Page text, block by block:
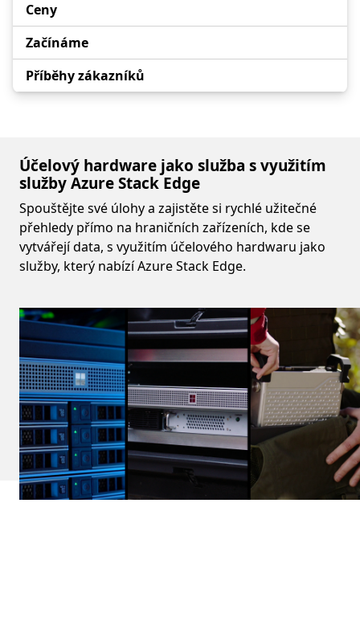
Ceny
Začínáme
Příběhy zákazníků
Účelový hardware jako služba s využitím
služby Azure Stack Edge
Spouštějte své úlohy a zajistěte si rychlé užitečné
přehledy přímo na hraničních zařízeních, kde se
vytvářejí data, s využitím účelového hardwaru jako
služby, který nabízí Azure Stack Edge.